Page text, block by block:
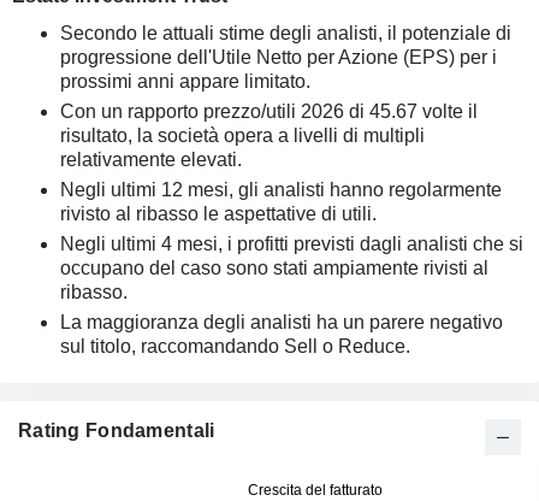
Secondo le attuali stime degli analisti, il potenziale di
progressione dell'Utile Netto per Azione (EPS) per i
prossimi anni appare limitato.
Con un rapporto prezzo/utili 2026 di 45.67 volte il
risultato, la società opera a livelli di multipli
relativamente elevati.
Negli ultimi 12 mesi, gli analisti hanno regolarmente
rivisto al ribasso le aspettative di utili.
Negli ultimi 4 mesi, i profitti previsti dagli analisti che si
occupano del caso sono stati ampiamente rivisti al
ribasso.
La maggioranza degli analisti ha un parere negativo
sul titolo, raccomandando Sell o Reduce.
Rating Fondamentali